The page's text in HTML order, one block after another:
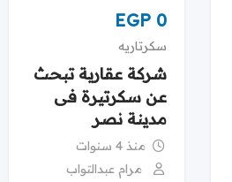
EGP 0
سكرتاريه
شركة عقارية تبحث
عن سكرتيرة فى
مدينة نصر
منذ 4 سنوات
مرام عبدالتواب